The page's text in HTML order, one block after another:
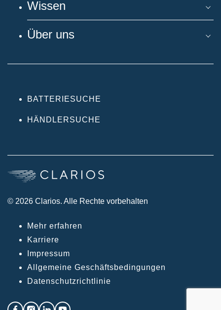
Wissen
Über uns
BATTERIESUCHE
HÄNDLERSUCHE
© 2026 Clarios. Alle Rechte vorbehalten
Mehr erfahren
Karriere
Impressum
Allgemeine Geschäftsbedingungen
Datenschutzrichtlinie